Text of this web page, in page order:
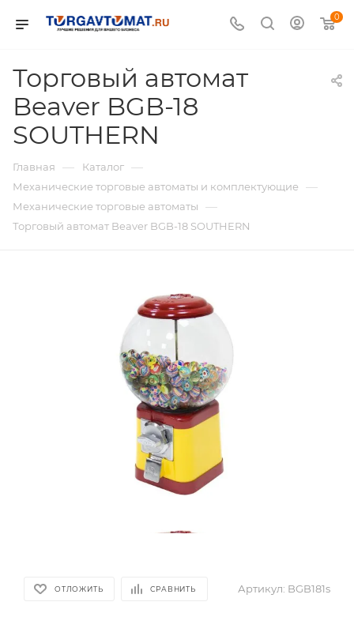
0
Торговый автомат
Beaver BGB-18
SOUTHERN
Главная — Каталог —
Механические торговые автоматы и комплектующие —
Механические торговые автоматы —
Торговый автомат Beaver BGB-18 SOUTHERN
ОТЛОЖИТЬ СРАВНИТЬ Артикул: BGB181s